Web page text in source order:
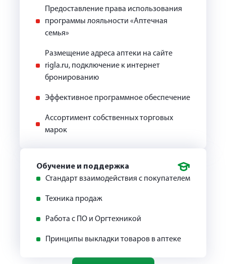
Предоставление права использования
программы лояльности «Аптечная
семья»
Размещение адреса аптеки на сайте
rigla.ru, подключение к интернет
бронированию
Эффективное программное обеспечение
Ассортимент собственных торговых
марок
Обучение и поддержка
Стандарт взаимодействия с покупателем
Техника продаж
Работа с ПО и Оргтехникой
Принципы выкладки товаров в аптеке